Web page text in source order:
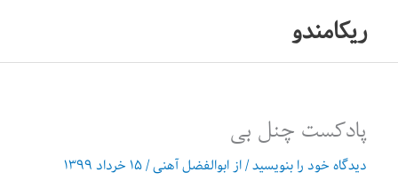
محتوا
ریکامندو
پادکست چنل بی
دیدگاه‌ خود را بنویسید/ ازابوالفضل آهنی/۱۵ خرداد ۱۳۹۹